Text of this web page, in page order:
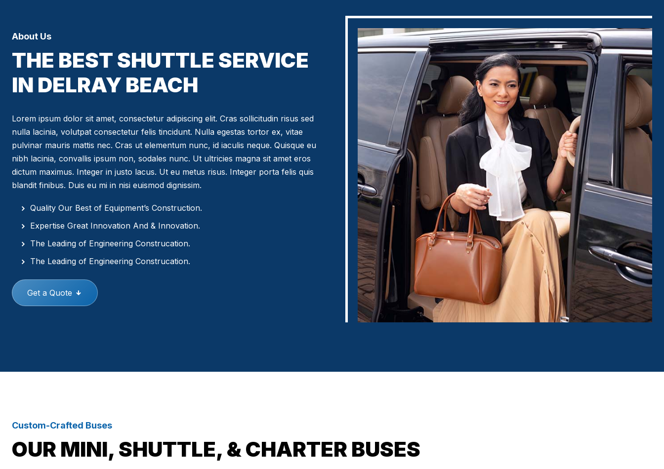
About Us
THE BEST SHUTTLE SERVICE
IN DELRAY BEACH
Lorem ipsum dolor sit amet, consectetur adipiscing elit. Cras sollicitudin risus sed
nulla lacinia, volutpat consectetur felis tincidunt. Nulla egestas tortor ex, vitae
pulvinar mauris mattis nec. Cras ut elementum nunc, id iaculis neque. Quisque eu
nibh lacinia, convallis ipsum non, sodales nunc. Ut ultricies magna sit amet eros
dictum maximus. Integer in justo lacus. Ut eu metus risus. Integer porta felis quis
blandit finibus. Duis eu mi in nisi euismod dignissim.
Quality Our Best of Equipment’s Construction.
Expertise Great Innovation And & Innovation.
The Leading of Engineering Construcation.
The Leading of Engineering Construcation.
Get a Quote
Custom-Crafted Buses
OUR MINI, SHUTTLE, & CHARTER BUSES